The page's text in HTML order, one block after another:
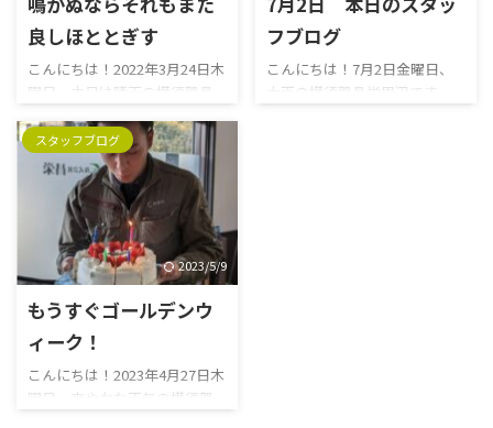
うか？「始まりと終わり」は
とても大切です。月曜日・月
も、ことわざで『終わり良け
れば全て良し』というものが
ありますよね。じゃあ最後だ
け良かったらいいのか？？と
も思 ...
だきましたお問い合わせにつ
きましては、 1月6日（火）よ
り順次ご連絡させていただき
良しほととぎす
こんにちは！2022年3月24日木
曜日、本日は晴天の横須賀昌
は暖かいですね。昌栄事務所
のエアコンも20度でも寒くな
いです。電力需給の心配も緩和
されましたね！ 1603年のこの
日、「鳴かぬなら鳴くまで待
とうほととぎす」、徳川家康
が征夷大将軍になった日です。
この時、徳川家康は62歳でし
た。この頃の平均寿命は32～
44歳と言われている時代に62
歳で天下を統一するなんてパワ
フルですよね。 徳川家康 ちな
みに「鳴かぬならそれもまた
フブログ
こんにちは！7月2日金曜日、
大雨の横須賀昌栄周辺です。
スタッフブログ
2023/5/9
もうすぐゴールデンウ
ィーク！
こんにちは！2023年4月27日木
曜日、爽やかな天気の横須賀